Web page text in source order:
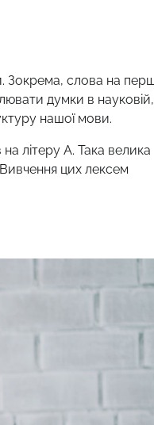
Зокрема, слова на
думки в науковій,
нашої мови.
на літеру А. Така велика
цих лексем